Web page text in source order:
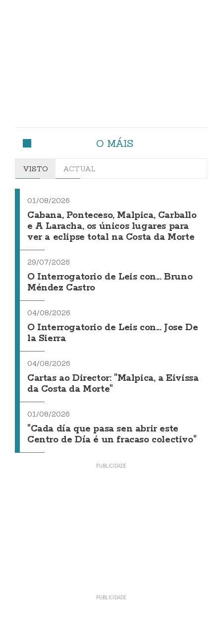
O MÁIS
VISTO ACTUAL
01/08/2026
Cabana, Ponteceso, Malpica, Carballo
e A Laracha, os únicos lugares para
ver a eclipse total na Costa da Morte
29/07/2026
O Interrogatorio de Leis con... Bruno
Méndez Castro
04/08/2026
O Interrogatorio de Leis con... Jose De
la Sierra
04/08/2026
Cartas ao Director: "Malpica, a Eivissa
da Costa da Morte"
01/08/2026
"Cada día que pasa sen abrir este
Centro de Día é un fracaso colectivo"